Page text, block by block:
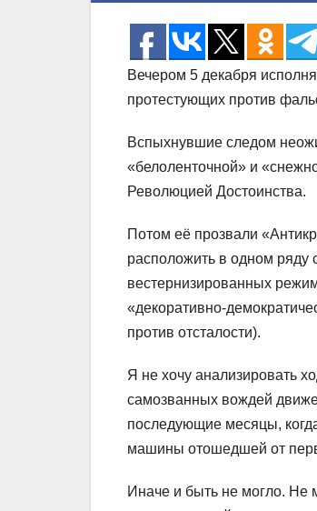
Вечером 5 декабря
протестующих против
Вспыхнувшие следом
«белоленточной» и
Революцией Достоинства.
Потом её прозвали
расположить в одном ряду
вестернизированных
«декоративно-
против отсталости).
Я не хочу анализировать
самозванных вождей
последующие месяцы,
машины отошедшей от
Иначе и быть не могло. Не